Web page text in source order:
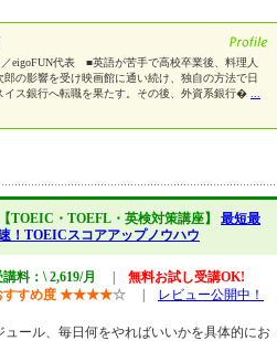
／eigoFUN代表 ■英語が苦手で高校卒業後、料理人
郎の影響を受け映画館に通い続け、独自の方法で日
イス銀行へ転職を果たす。その後、外資系銀行�
【TOEIC・TOEFL・英検対策講座】 最短最
！TOEICスコアアップノウハウ
講料：\ 2,619/月
無料お試し受講OK!
すすめ度 ★★★★☆ レビュー公開中！
ュール、毎日何をやればいいかを具体的にお